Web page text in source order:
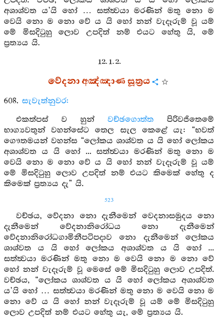
අශාශ්වත ය’යි හෝ … සත්ත්‍වයා මරණින් මතු නො ම
වෙයි නො ම නො වේ ය යි හෝ නන් වැදෑරුම් වූ යම්
මේ මිසදිටුහු ලොව උපදිත් නම් එයට හේතු යි, මේ
ප්‍රත්‍යය යි.
12. 1. 2.
වේදනා අඤ්ඤාණ සූත්‍රය
608. සැවැත්නුවර:
එකත්පස් ව හුන් වච්ඡගොත්ත පිරිවජිතෙමේ
භාග්‍යවතුන් වහන්සේට තෙල සැල කෙළේ යැ: “භවත්
ගෞතමයන් වහන්ස “ලෝකය ශාශ්වත ය යි හෝ ලෝකය
අශාශ්වත ය යි හෝ ... සත්ත්‍වයා මරණින් මතු නො ම
වෙයි නො ම නො වේ ය යි හෝ නන් වැදෑරුම් වූ යම්
මේ මිසදිටුහු ලොව උපදිත් නම් එයට කිමෙක් හේතු ද
කිමෙක් ප්‍රත්‍යය දැ” යි.
523
වච්ඡය, වේදනා නො දැනීමෙන් වෙදනාසමුදය නො
දැනීමෙන් වේදනානිරෝධය නො දැනීමෙන්
වේදනානිරෝධගාමිනීපටිපදාව නො දැනීමෙන් ලෝකය
ශාශ්වත ය යි හෝ ලෝකය අශාශ්වත ය යි හෝ ...
සත්ත්‍වයා මරණින් මතු නො ම වෙයි නො ම නො වේ
හෝ නන් වැදෑරුම් වූ මෙසේ මේ මිසදිටුහු ලොව උපදිත්.
වච්ඡය, “ලෝකය ශාශ්වත ය යි හෝ ලෝකය අශාශ්වත
ය’යි හෝ … සත්ත්‍වයා මරණින් මතු නො ම වෙයි නො ම
නො වේ ය යි හෝ නන් වැදෑරුම් වූ යම් මේ මිසදිටුහු
ලොව උපදිත් නම් එයට හේතු යැ, මේ ප්‍රත්‍යය යි.